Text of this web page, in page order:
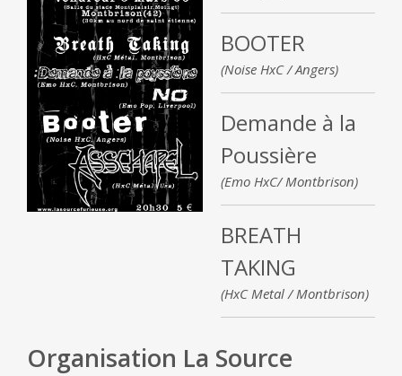
BOOTER
(Noise HxC / Angers)
Demande à la
Poussière
(Emo HxC/ Montbrison)
BREATH
TAKING
(HxC Metal / Montbrison)
Organisation La Source